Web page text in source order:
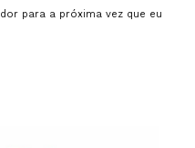
para a próxima vez que eu